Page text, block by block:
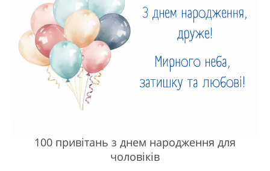
100 привітань з днем народження для
чоловіків